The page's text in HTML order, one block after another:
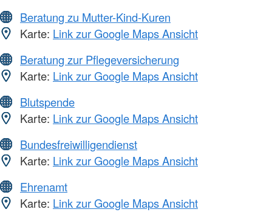
Beratung zu Mutter-Kind-Kuren
Karte: Link zur Google Maps Ansicht
Beratung zur Pflegeversicherung
Karte: Link zur Google Maps Ansicht
Blutspende
Karte: Link zur Google Maps Ansicht
Bundesfreiwilligendienst
Karte: Link zur Google Maps Ansicht
Ehrenamt
Karte: Link zur Google Maps Ansicht